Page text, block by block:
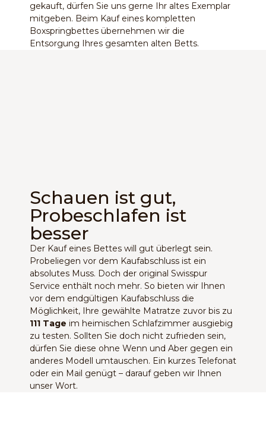
gekauft, dürfen Sie uns gerne Ihr altes Exemplar
mitgeben. Beim Kauf eines kompletten
Boxspringbettes übernehmen wir die
Entsorgung Ihres gesamten alten Betts.
Schauen ist gut,
Probeschlafen ist
besser
Der Kauf eines Bettes will gut überlegt sein.
Probeliegen vor dem Kaufabschluss ist ein
absolutes Muss. Doch der original Swisspur
Service enthält noch mehr. So bieten wir Ihnen
vor dem endgültigen Kaufabschluss die
Möglichkeit, Ihre gewählte Matratze zuvor bis zu
111 Tage im heimischen Schlafzimmer ausgiebig
zu testen. Sollten Sie doch nicht zufrieden sein,
dürfen Sie diese ohne Wenn und Aber gegen ein
anderes Modell umtauschen. Ein kurzes Telefonat
oder ein Mail genügt – darauf geben wir Ihnen
unser Wort.